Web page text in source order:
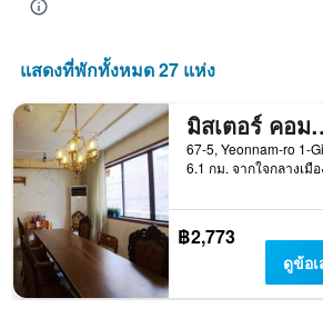
แสดงที่พักทั้งหมด 27 แห่ง
มิสเตอร์
6.1 กม. จากใจกลางเมือ
฿2,773
ดูข้อ